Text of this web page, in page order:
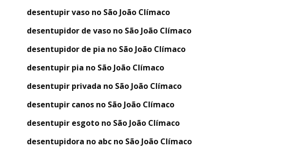
desentupir vaso no São João Clímaco
desentupidor de vaso no São João Clímaco
desentupidor de pia no São João Clímaco
desentupir pia no São João Clímaco
desentupir privada no São João Clímaco
desentupir canos no São João Clímaco
desentupir esgoto no São João Clímaco
desentupidora no abc no São João Clímaco